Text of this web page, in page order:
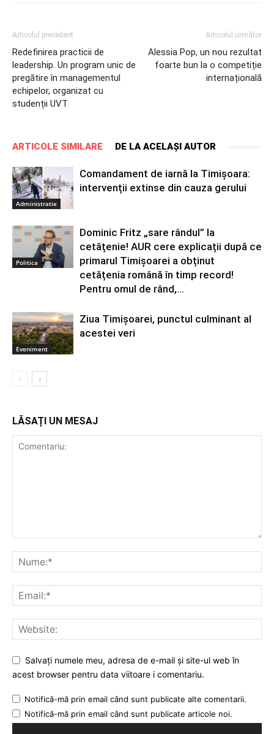
Articolul precedent
Redefinirea practicii de
leadership. Un program unic de
pregătire în managementul
echipelor, organizat cu
studenții UVT
Articolul următor
Alessia Pop, un nou rezultat
foarte bun la o competiție
internațională
ARTICOLE SIMILARE DE LA ACELAȘI AUTOR
Administratie
Comandament de iarnă la Timișoara:
intervenții extinse din cauza gerului
Politica
Dominic Fritz „sare rândul” la
cetățenie! AUR cere explicații după ce
primarul Timișoarei a obținut
cetățenia română în timp record!
Pentru omul de rând,...
Eveniment
Ziua Timișoarei, punctul culminant al
acestei veri
LĂSAȚI UN MESAJ
Salvați numele meu, adresa de e-mail și site-ul web în
acest browser pentru data viitoare i comentariu.
Notifică-mă prin email când sunt publicate alte comentarii.
Notifică-mă prin email când sunt publicate articole noi.